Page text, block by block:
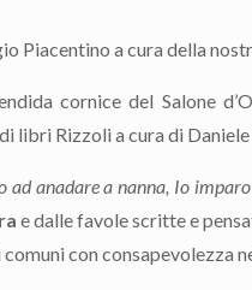
Piacentino a cura della
cornice del Salone
libri Rizzoli a cura di
ad anadare a nanna, Io
e dalle favole scritte e
con consapevolezza